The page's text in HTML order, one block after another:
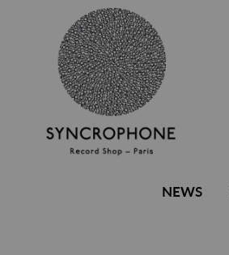
NEWS